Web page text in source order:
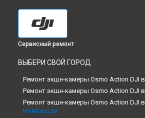
Сервисный ремонт
ВЫБЕРИ СВОЙ ГОРОД
Ремонт экшн-камеры Osmo Action DJI в
Ремонт экшн-камеры Osmo Action DJI в
Ремонт экшн-камеры Osmo Action DJI в
Новгороде